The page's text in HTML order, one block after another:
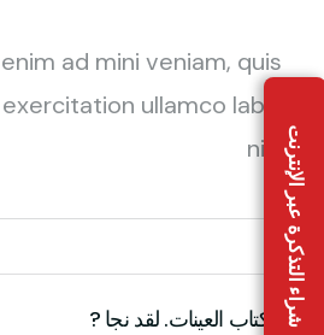
ad mini veniam, quis
ullamco labis
nisi
كتاب العينات. لقد نجا ? شراء التذكرة عبر الإنترنت